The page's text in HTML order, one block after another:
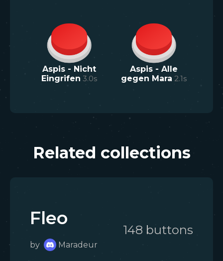
Aspis - Nicht
Eingrifen 3.0s
Aspis - Alle
gegen Mara 2.1s
Related collections
Fleo
by Maradeur
148 buttons